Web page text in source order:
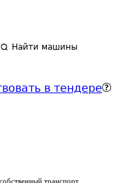
Найти машины
в тендере
транспорт